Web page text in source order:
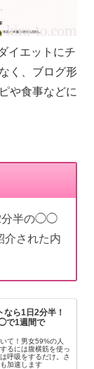
イエットにチ
く、ブログ形
や食事などに
2分半の◯◯
介された内
ら1日2分半！
で1週間で
て！男女59%の人
るには腹横筋を使っ
呼吸をするだけ。さ
加速します